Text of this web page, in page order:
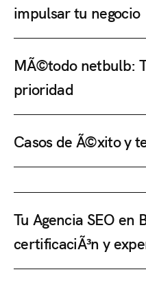
impulsar tu negocio
MÃ©todo netbulb:
prioridad
Casos de Ã©xito y
Tu Agencia SEO en
certificaciÃ³n y